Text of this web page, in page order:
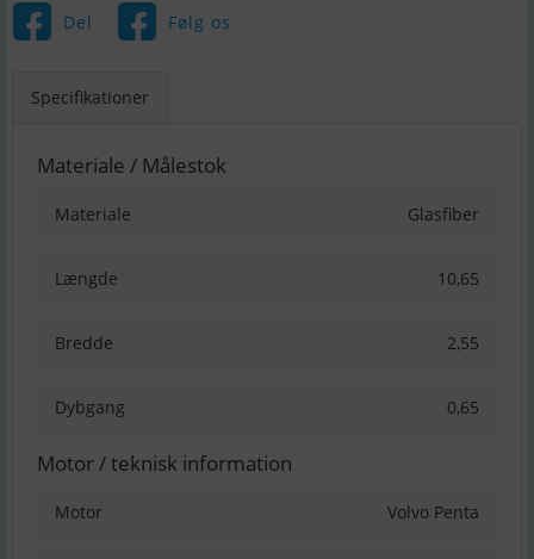
Del Følg os
Specifikationer
Materiale / Målestok
Materiale Glasfiber
Længde 10,65
Bredde 2,55
Dybgang 0,65
Motor / teknisk information
Motor Volvo Penta